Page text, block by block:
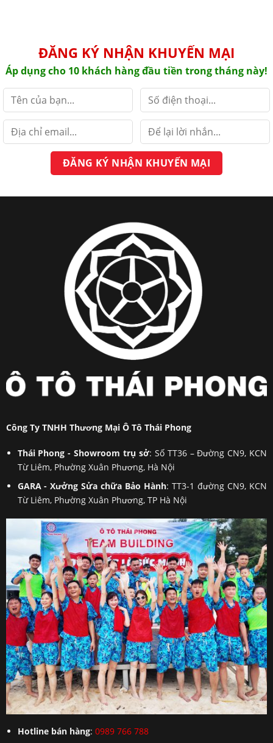
ĐĂNG KÝ NHẬN KHUYẾN MẠI
Áp dụng cho 10 khách hàng đầu tiền trong tháng này!
Công Ty TNHH Thương Mại Ô Tô Thái Phong
Thái Phong - Showroom trụ sở: Số TT36 – Đường CN9, KCN
Từ Liêm, Phường Xuân Phương, Hà Nội
GARA - Xưởng Sửa chữa Bảo Hành: TT3-1 đường CN9, KCN
Từ Liêm, Phường Xuân Phương, TP Hà Nội
Hotline bán hàng: 0989 766 788